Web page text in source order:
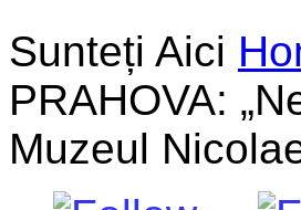
Sunteți Aici
PRAHOVA:
Muzeul